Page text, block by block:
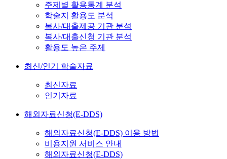
주제별 활용통계 분석
학술지 활용도 분석
복사/대출제공 기관 분석
복사/대출신청 기관 분석
활용도 높은 주제
최신/인기 학술자료
최신자료
인기자료
해외자료신청(E-DDS)
해외자료신청(E-DDS) 이용 방법
비용지원 서비스 안내
해외자료신청(E-DDS)